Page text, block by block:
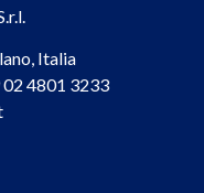
Italia
02 4801 3233